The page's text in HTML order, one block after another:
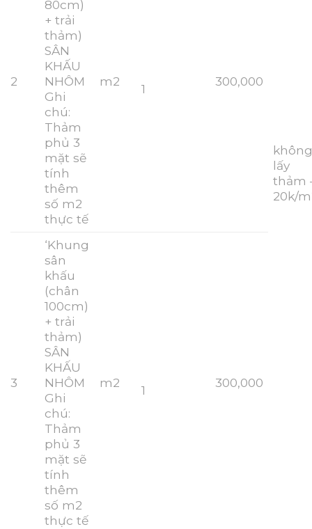
lấy
thảm
20k/
2
80cm)
+ trải
thảm)
SÂN
KHẤU
NHÔM
Ghi
chú:
Thảm
phủ 3
mặt sẽ
tính
thêm
số m2
thực tế
m2
1
300,000
3
‘Khung
sân
khấu
(chân
100cm)
+ trải
thảm)
SÂN
KHẤU
NHÔM
Ghi
chú:
Thảm
phủ 3
mặt sẽ
tính
thêm
số m2
thực tế
m2
1
300,000